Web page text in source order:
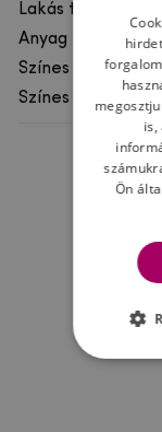
Lakás típusa
Anyag
Színes
Színes motívum
is,
Ön